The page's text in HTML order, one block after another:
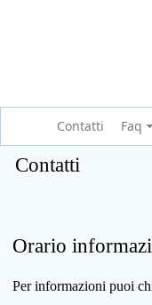
Contatti Faq
Contatti
Orario
Per informazioni puoi